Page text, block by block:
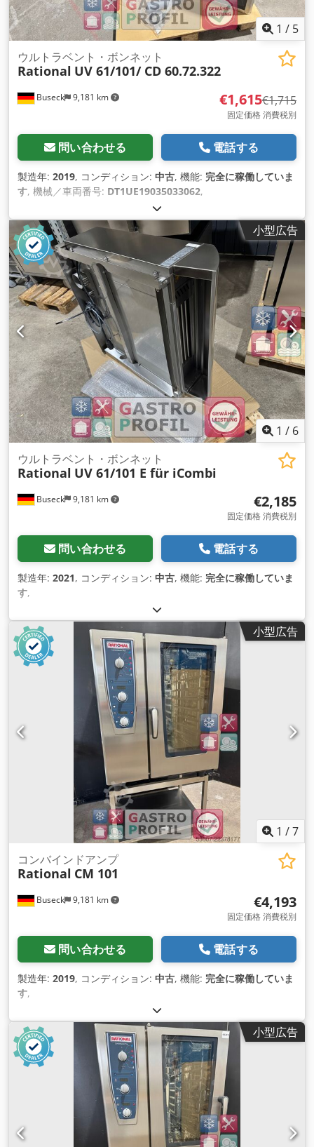
1 / 5
Buseck 9,181 km
ウルトラベント・ボンネット
Rational UV 61/101/ CD 60.72.322
€1,615€1,715
固定価格 消費税別
問い合わせる 電話する
製造年: 2019, コンディション: 中古, 機能: 完全に稼働していま
す, 機械／車両番号: DT1UE19035033062,
小型広告
1 / 6
Buseck 9,181 km
ウルトラベント・ボンネット
Rational UV 61/101 E für iCombi
€2,185
固定価格 消費税別
問い合わせる 電話する
製造年: 2021, コンディション: 中古, 機能: 完全に稼働していま
す,
小型広告
1 /7
Buseck 9,181 km
コンバインドアンプ
Rational CM 101
€4,193
固定価格 消費税別
問い合わせる 電話する
製造年: 2019, コンディション: 中古, 機能: 完全に稼働していま
す,
小型広告